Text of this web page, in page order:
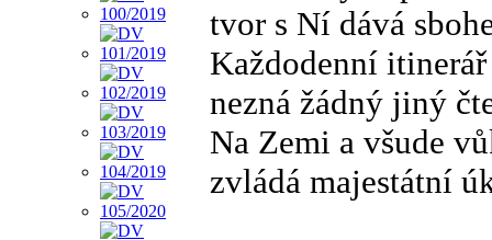
tvor s Ní dává
Každodenní itinerář
nezná žádný jiný
Na Zemi a všude
zvládá majestátní